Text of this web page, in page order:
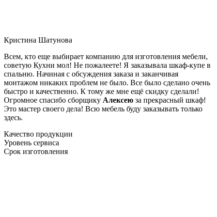
Кристина Шатунова
Всем, кто еще выбирает компанию для изготовления мебели,
советую Кухни мол! Не пожалеете! Я заказывала шкаф-купе в
спальню. Начиная с обсуждения заказа и заканчивая
монтажом никаких проблем не было. Все было сделано очень
быстро и качественно. К тому же мне ещё скидку сделали!
Огромное спасибо сборщику Алексею за прекрасный шкаф!
Это мастер своего дела! Всю мебель буду заказывать только
здесь.
Качество продукции
Уровень сервиса
Срок изготовления